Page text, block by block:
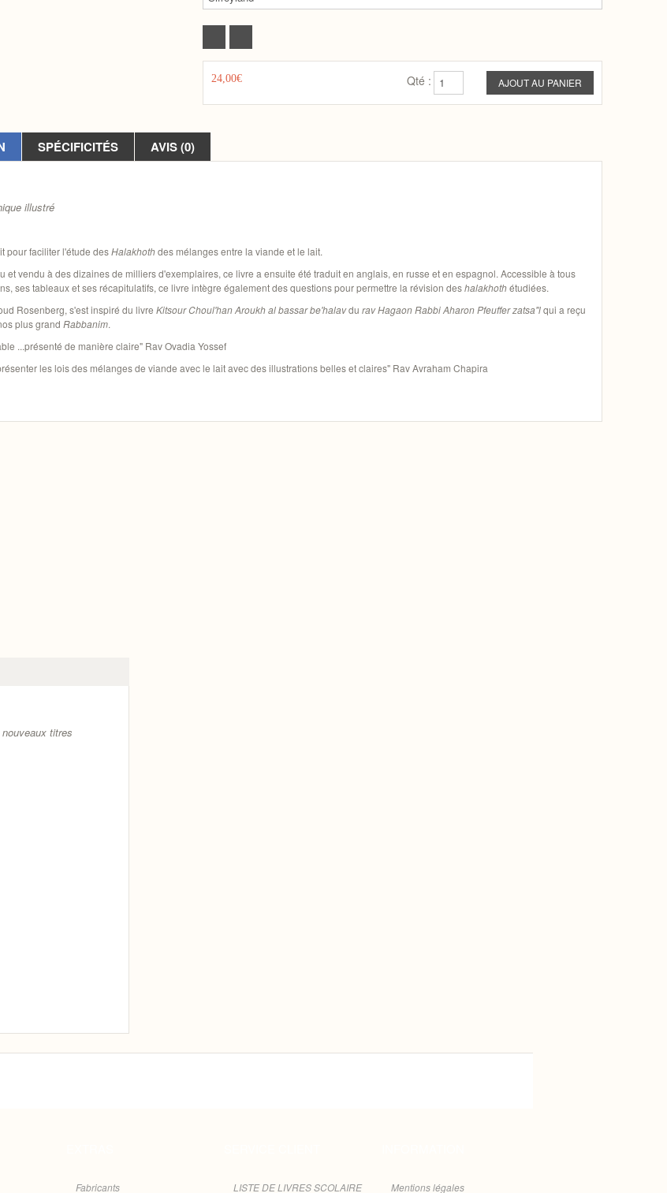
24,00€ Qté :
SPÉCIFICITÉS AVIS (0)
illustré
pour faciliter l'étude desHalakhothdes mélanges entre la viande et le lait.
et vendu à des dizaines de milliers d'exemplaires, ce livre a ensuite été traduit en anglais, en russe et en espagnol. Accessible à tous
ses tableaux et ses récapitulatifs, ce livre intègre également des questions pour permettre la révision deshalakhothétudiées.
Rosenberg, s'est inspiré du livre Kitsour Choul'han Aroukh al bassar be'halavdu rav HagaonRabbi Aharon Pfeuffer zatsa"lqui a reçu
plus grand Rabbanim.
...présenté de manière claire" Rav Ovadia Yossef
les lois des mélanges de viande avec le lait avec des illustrations belles et claires" Rav Avraham Chapira
titres
Fabricants LISTE DE LIVRES SCOLAIRE Mentions légales